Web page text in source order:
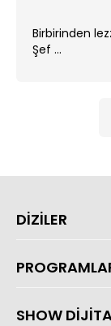
Birbirinden
Şef ...
DİZİLER
SHOW